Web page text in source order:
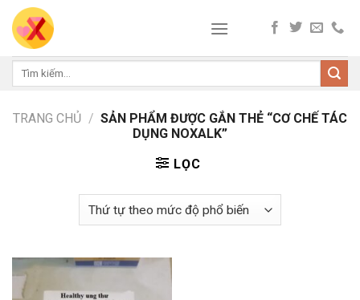
Skip
content
Tìm
TRANG CHỦ / SẢN PHẨM ĐƯỢC GẮN THẺ “CƠ CHẾ TÁC
DỤNG NOXALK”
LỌC